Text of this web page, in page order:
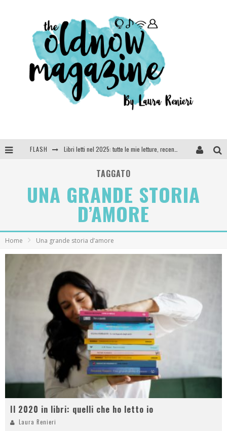
FLASH
SEE YOU AT 5 | Chanel
TAGGATO
UNA GRANDE STORIA
D’AMORE
Home Una grande storia d’amore
Il 2020 in libri: quelli che ho letto io
Laura Renieri